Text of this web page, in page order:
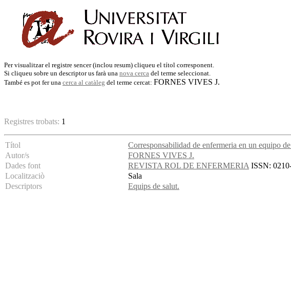
Per visualitzar el registre sencer (inclou resum) cliqueu el títol corresponent.
Si cliqueu sobre un descriptor us farà una nova cerca del terme seleccionat.
També es pot fer una cerca al catàleg del terme cercat: FORNES VIVES J.
Registres trobats: 1
Títol
Corresponsabilidad de enfermeria en un equipo
Autor/s
FORNES VIVES J.
Dades font
REVISTA ROL DE ENFERMERIAISSN:
Localitzaciò
Sala
Descriptors
Equips de salut.